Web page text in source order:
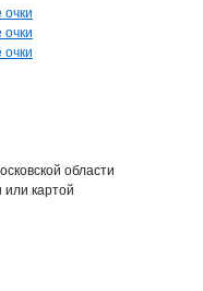
области
картой